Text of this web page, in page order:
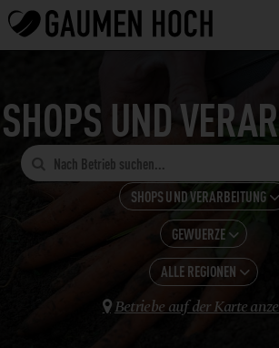
SHOPS UND

SHOPS UND VERARBEITUNG 
ALLE KATEGORIEN
GASTRONOMIE
HOTELS
GEWUERZE 
ALLE ANZEIGEN
BEEREN
ALLE REGIONEN 
NIEDERÖSTERREICH
 Betriebe auf der Karte